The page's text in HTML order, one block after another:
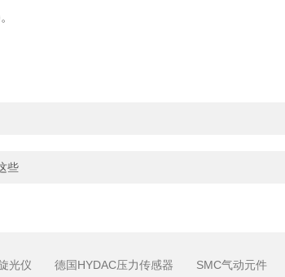
些
光仪 德国HYDAC压力传感器 SMC气动元件